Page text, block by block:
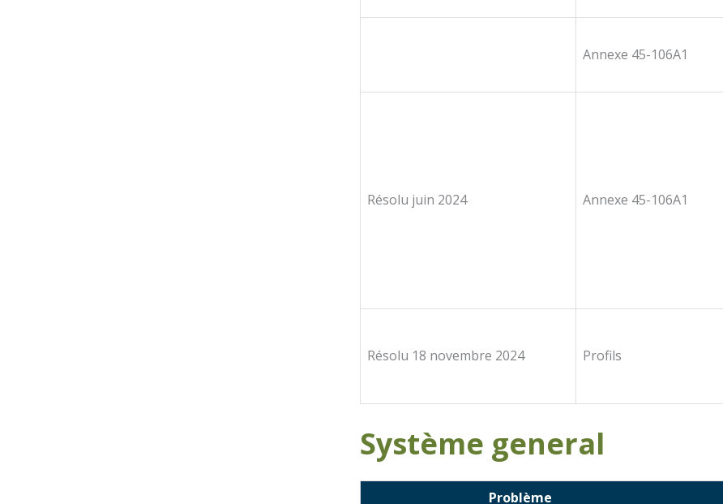
Annexe 45-106A1
Résolu juin 2024 Annexe 45-106A1
Résolu 18 novembre 2024 Profils
Système general
Problème